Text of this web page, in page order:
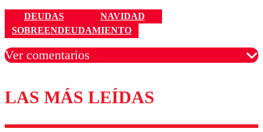
DEUDAS
NAVIDAD
SOBREENDEUDAMIENTO
Ver comentarios
Los comentarios son moderados para garantizar un
diálogo respetuoso.
Nombre
LAS MÁS LEÍDAS